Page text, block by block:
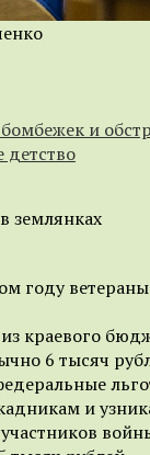
и
землянках
году
краевого
6 тысяч
и